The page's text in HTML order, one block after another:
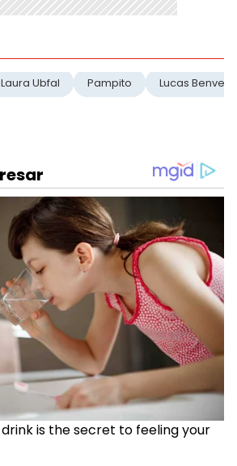
Laura Ubfal Pampito Lucas